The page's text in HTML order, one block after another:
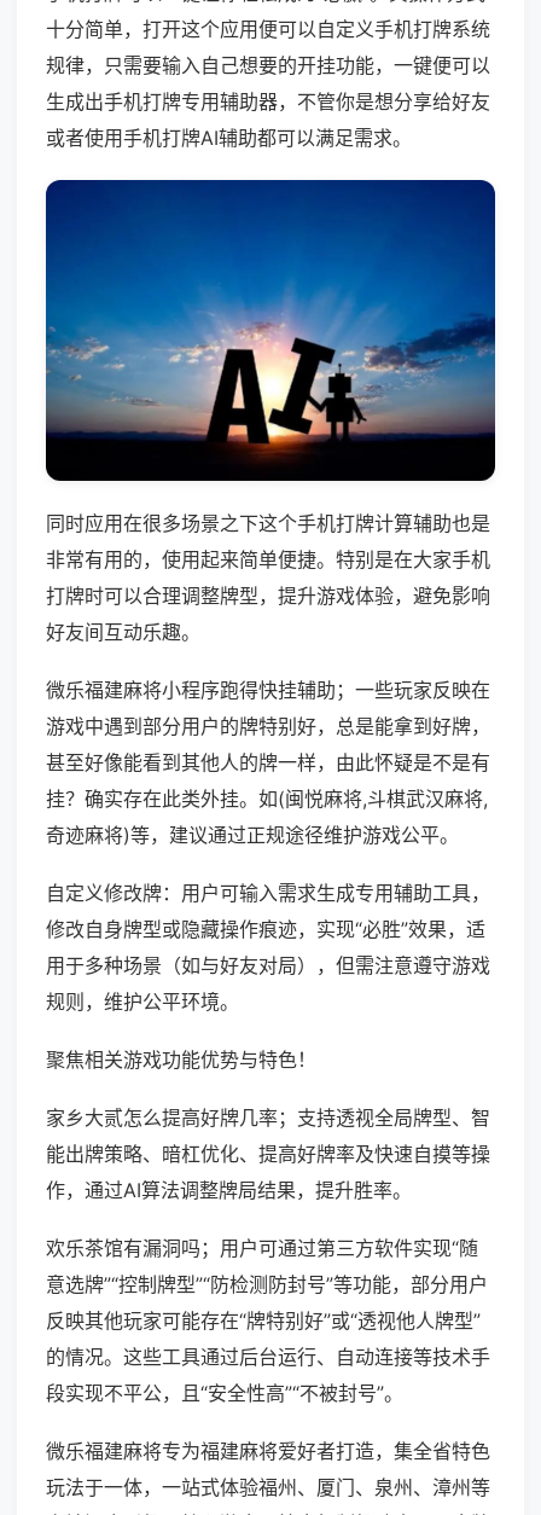
十分简单，打开这个应用便可以自定义手机打牌系统
规律，只需要输入自己想要的开挂功能，一键便可以
生成出手机打牌专用辅助器，不管你是想分享给好友
或者使用手机打牌AI辅助都可以满足需求。
同时应用在很多场景之下这个手机打牌计算辅助也是
非常有用的，使用起来简单便捷。特别是在大家手机
打牌时可以合理调整牌型，提升游戏体验，避免影响
好友间互动乐趣。
微乐福建麻将小程序跑得快挂辅助；一些玩家反映在
游戏中遇到部分用户的牌特别好，总是能拿到好牌，
甚至好像能看到其他人的牌一样，由此怀疑是不是有
挂？确实存在此类外挂。如(闽悦麻将,斗棋武汉麻将,
奇迹麻将)等，建议通过正规途径维护游戏公平。
自定义修改牌：用户可输入需求生成专用辅助工具，
修改自身牌型或隐藏操作痕迹，实现“必胜”效果，适
用于多种场景（如与好友对局），但需注意遵守游戏
规则，维护公平环境。
聚焦相关游戏功能优势与特色！
家乡大贰怎么提高好牌几率；支持透视全局牌型、智
能出牌策略、暗杠优化、提高好牌率及快速自摸等操
作，通过AI算法调整牌局结果，提升胜率。
欢乐茶馆有漏洞吗；用户可通过第三方软件实现“随
意选牌”“控制牌型”“防检测防封号”等功能，部分用户
反映其他玩家可能存在“牌特别好”或“透视他人牌型”
的情况。这些工具通过后台运行、自动连接等技术手
段实现不平公，且“安全性高”“不被封号”。
微乐福建麻将专为福建麻将爱好者打造，集全省特色
玩法于一体，一站式体验福州、厦门、泉州、漳州等